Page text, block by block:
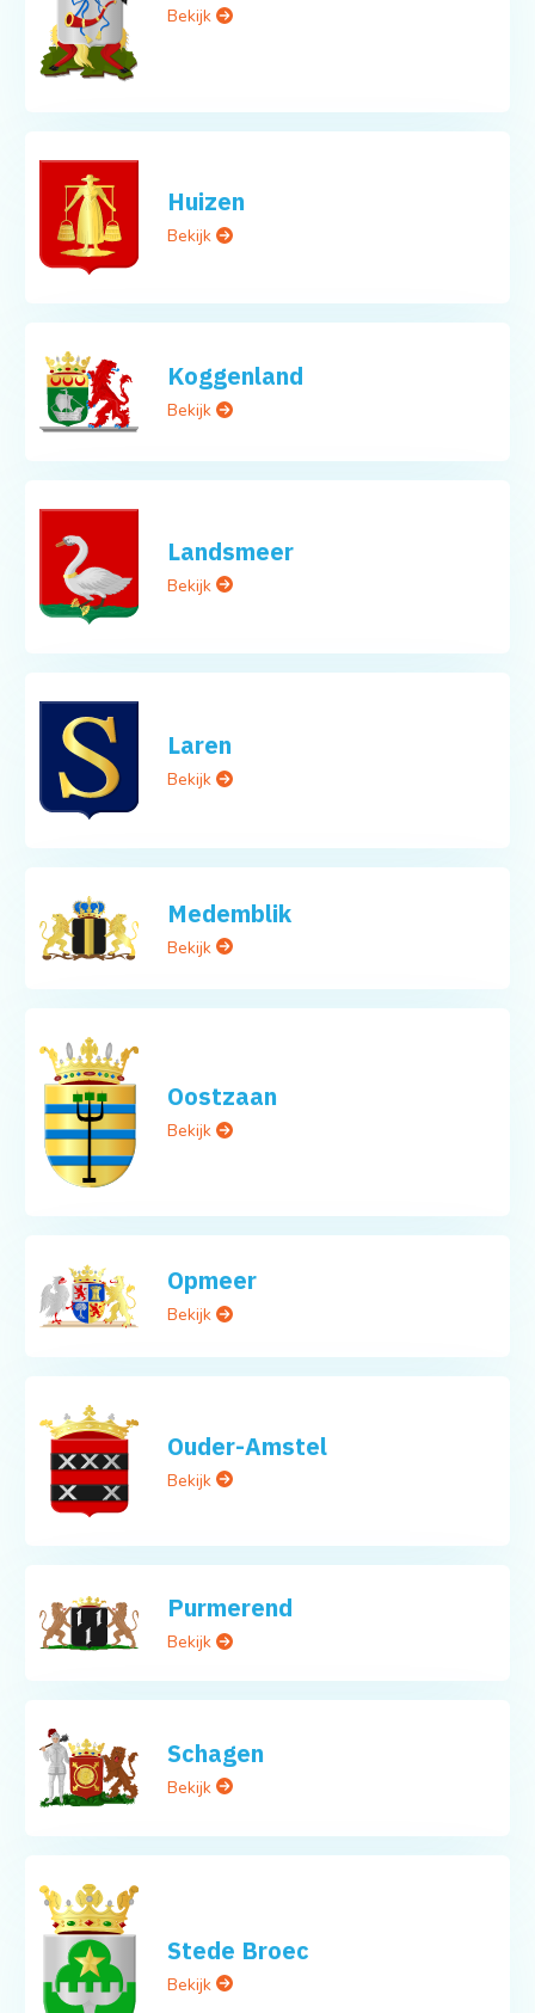
Bekijk
Huizen
Bekijk
Koggenland
Bekijk
Landsmeer
Bekijk
Laren
Bekijk
Medemblik
Bekijk
Oostzaan
Bekijk
Opmeer
Bekijk
Ouder-Amstel
Bekijk
Purmerend
Bekijk
Schagen
Bekijk
Stede Broec
Bekijk